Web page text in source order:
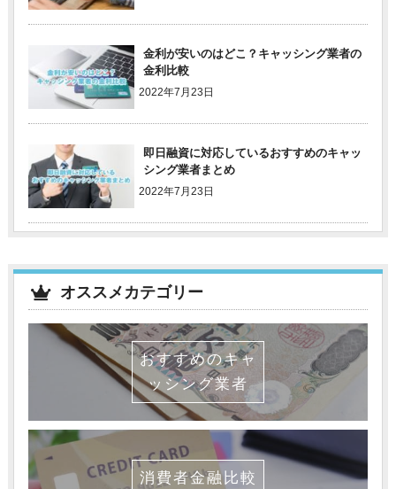
金利が安いのはどこ？キャッシング業者の
金利比較
2022年7月23日
即日融資に対応しているおすすめのキャッ
シング業者まとめ
2022年7月23日
オススメカテゴリー
おすすめのキャ
ッシング業者
消費者金融比較